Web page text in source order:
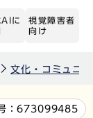
に
視覚障害者
向け
文化・コミュニ
：673099485